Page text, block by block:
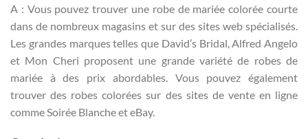
A : Vous pouvez trouver une robe de mariée colorée courte
dans de nombreux magasins et sur des sites web spécialisés.
Les grandes marques telles que David’s Bridal, Alfred Angelo
et Mon Cheri proposent une grande variété de robes de
mariée à des prix abordables. Vous pouvez également
trouver des robes colorées sur des sites de vente en ligne
comme Soirée Blanche et eBay.